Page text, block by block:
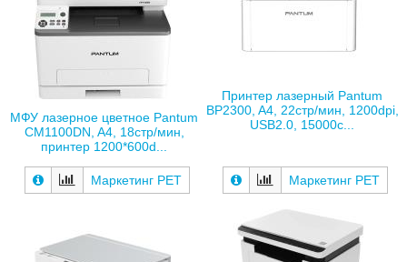
МФУ лазерное цветное Pantum
CM1100DN, A4, 18стр/мин,
принтер 1200*600d...
Маркетинг РЕТ
Принтер лазерный Pantum
BP2300, A4, 22стр/мин, 1200dpi,
USB2.0, 15000с...
Маркетинг РЕТ